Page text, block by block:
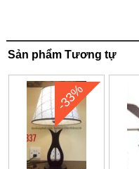
Sản phẩm Tương tự
-33%